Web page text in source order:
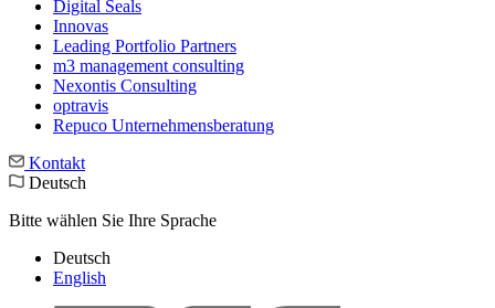
Digital Seals
Innovas
Leading Port­folio Partners
m3 manage­ment consul­ting
Nexontis Consulting
optravis
Repuco Unternehmensberatung
Kontakt
Deutsch
Bitte wählen Sie Ihre Sprache
Deutsch
English